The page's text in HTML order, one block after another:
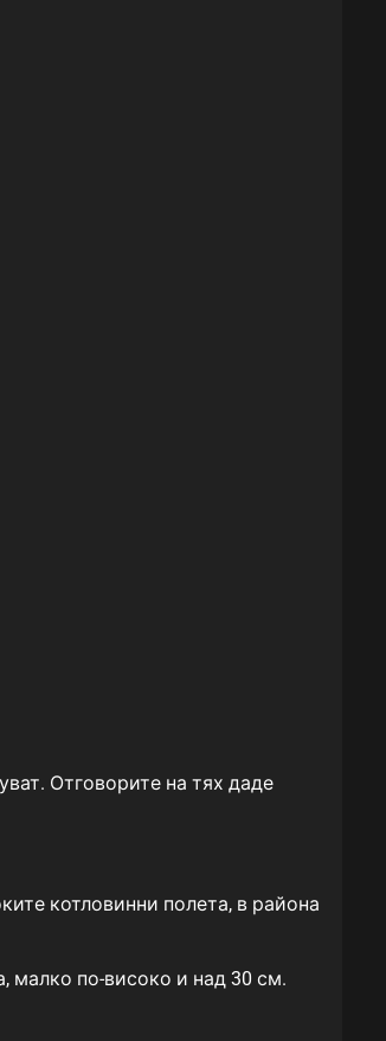
Отговорите на тях даде
котловинни полета, в района
малко по-високо и над 30 см.